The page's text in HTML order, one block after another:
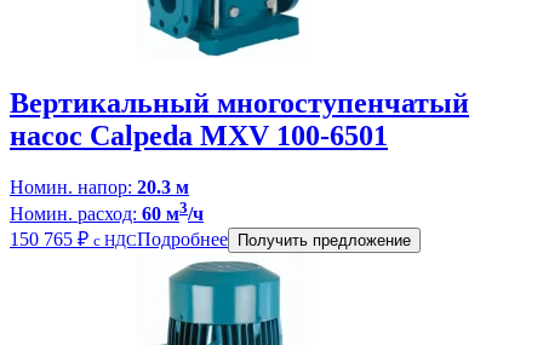
Вертикальный многоступенчатый
насос Calpeda MXV 100-6501
Номин. напор: 20.3 м
Номин. расход: 60 м3/ч
150 765 ₽ с НДСПодробнее Получить предложение